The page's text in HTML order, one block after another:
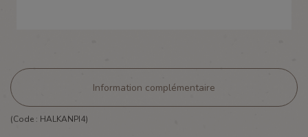
Information complémentaire
(Code : HALKANPI4)